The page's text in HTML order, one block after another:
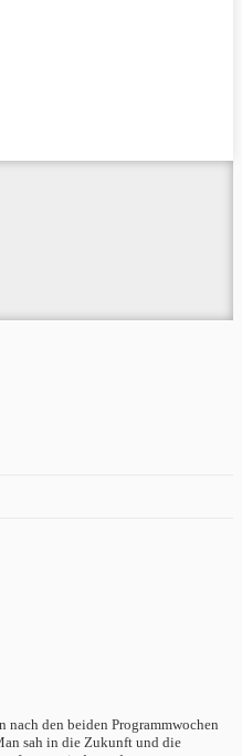
den beiden Programmwochen
sah in die Zukunft und die